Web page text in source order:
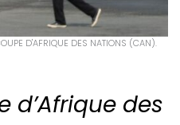
D'AFRIQUE DES NATIONS (CAN).
d’Afrique des